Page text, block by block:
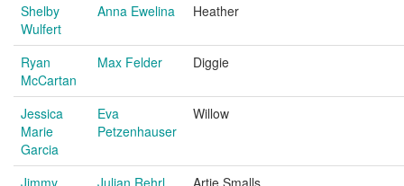
Shelby
Wulfert
Anna Ewelina Heather
Ryan
McCartan
Max Felder Diggie
Jessica
Marie
Garcia
Eva
Petzenhauser
Willow
Jimmy
Julian Rehrl Artie Smalls